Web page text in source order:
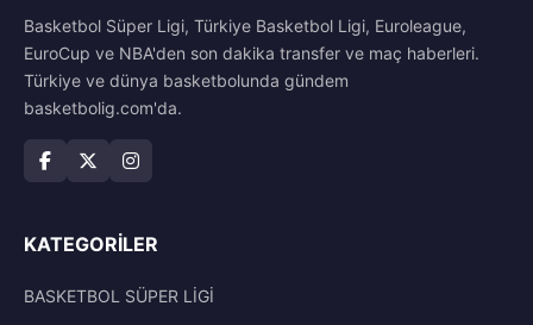
Basketbol Süper Ligi, Türkiye Basketbol Ligi, Euroleague,
EuroCup ve NBA'den son dakika transfer ve maç haberleri.
Türkiye ve dünya basketbolunda gündem
basketbolig.com'da.
KATEGORILER
BASKETBOL SÜPER LİGİ